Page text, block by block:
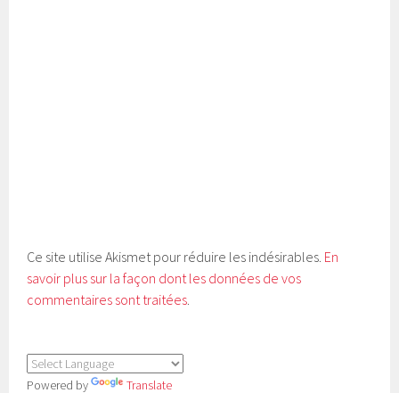
Ce site utilise Akismet pour réduire les indésirables. En
savoir plus sur la façon dont les données de vos
commentaires sont traitées.
Powered by Translate